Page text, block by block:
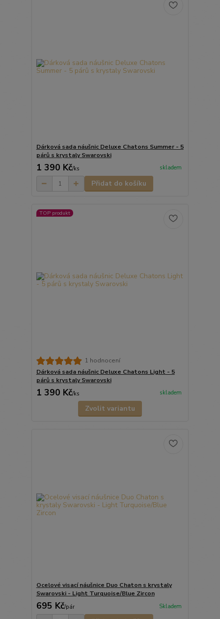
Dárková sada náušnic Deluxe Chatons Summer - 5
párů s krystaly Swarovski
1 390 Kč/ks skladem
Přidat do košíku
TOP produkt
1 hodnocení
Dárková sada náušnic Deluxe Chatons Light - 5
párů s krystaly Swarovski
1 390 Kč/ks skladem
Zvolit variantu
Ocelové visací náušnice Duo Chaton s krystaly
Swarovski - Light Turquoise/Blue Zircon
695 Kč/pár Skladem